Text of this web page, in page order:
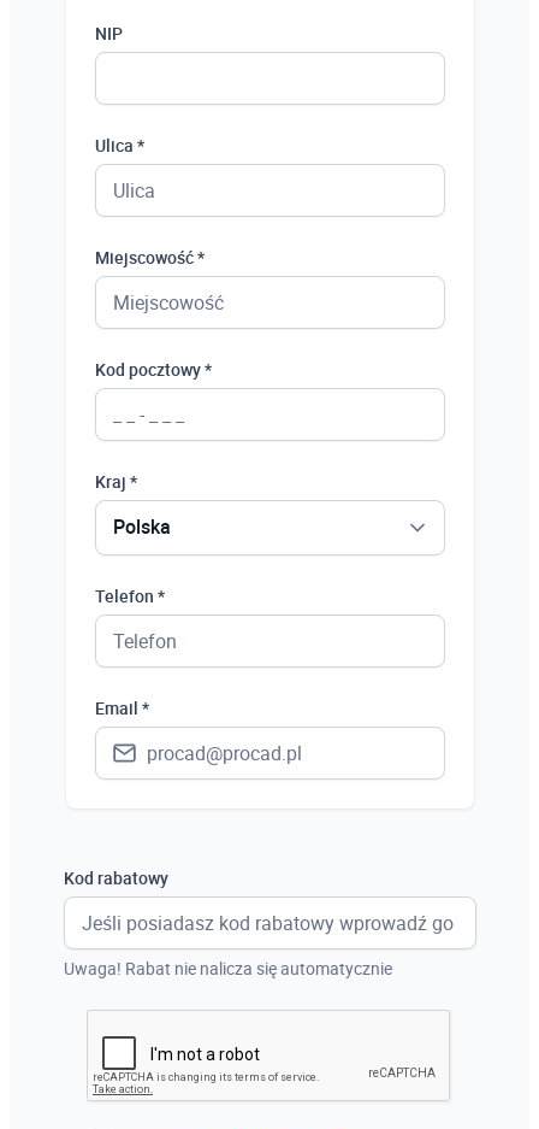
NIP
Ulica *
Miejscowość *
Kod pocztowy *
Kraj *
Polska
Telefon *
Email *
Kod rabatowy
Uwaga! Rabat nie nalicza się automatycznie
Polska
Ukraina
Niemcy
Wielka Brytania
Włochy
Francja
Szwecja
Holandia
Czechy